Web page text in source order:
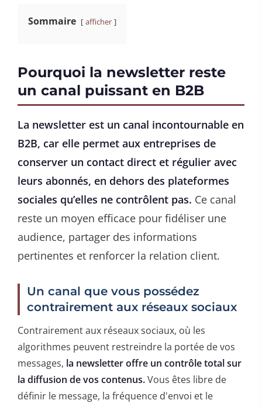
Sommaire afficher
Pourquoi la newsletter reste
un canal puissant en B2B
La newsletter est un canal incontournable en
B2B, car elle permet aux entreprises de
conserver un contact direct et régulier avec
leurs abonnés, en dehors des plateformes
sociales qu’elles ne contrôlent pas. Ce canal
reste un moyen efficace pour fidéliser une
audience, partager des informations
pertinentes et renforcer la relation client.
Un canal que vous possédez
contrairement aux réseaux sociaux
Contrairement aux réseaux sociaux, où les
algorithmes peuvent restreindre la portée de vos
messages, la newsletter offre un contrôle total sur
la diffusion de vos contenus.Vous êtes libre de
définir le message, la fréquence d'envoi et le